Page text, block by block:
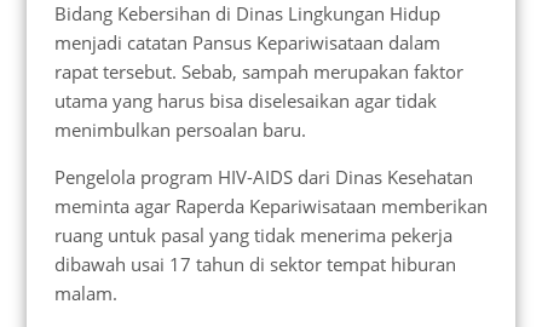
Bidang Kebersihan di Dinas Lingkungan Hidup
menjadi catatan Pansus Kepariwisataan dalam
rapat tersebut. Sebab, sampah merupakan faktor
utama yang harus bisa diselesaikan agar tidak
menimbulkan persoalan baru.
Pengelola program HIV-AIDS dari Dinas Kesehatan
meminta agar Raperda Kepariwisataan memberikan
ruang untuk pasal yang tidak menerima pekerja
dibawah usai 17 tahun di sektor tempat hiburan
malam.